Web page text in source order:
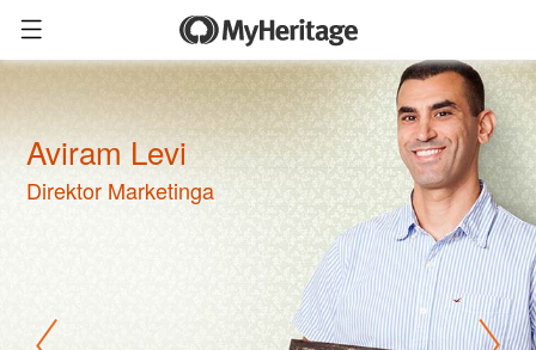
Aviram Levi
Direktor Marketinga